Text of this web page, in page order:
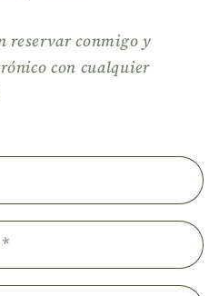
reservar conmigo y
con cualquier
*